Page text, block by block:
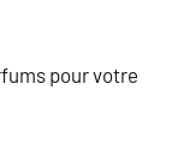
pour votre